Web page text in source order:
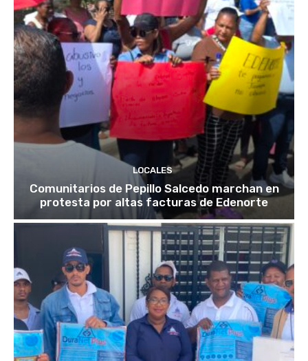
LOCALES
Comunitarios de Pepillo Salcedo marchan en
protesta por altas facturas de Edenorte